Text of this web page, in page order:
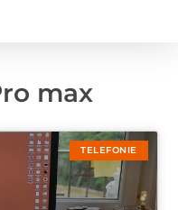
max
TELEFONIE